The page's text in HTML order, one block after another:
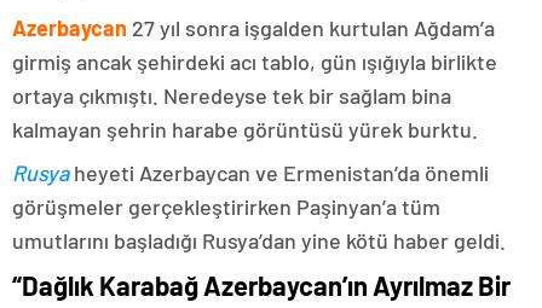
Azerbaycan 27 yıl sonra işgalden kurtulan Ağdam’a
girmiş ancak şehirdeki acı tablo, gün ışığıyla birlikte
ortaya çıkmıştı. Neredeyse tek bir sağlam bina
kalmayan şehrin harabe görüntüsü yürek burktu.
Rusyaheyeti Azerbaycan ve Ermenistan’da önemli
görüşmeler gerçekleştirirken Paşinyan’a tüm
umutlarını başladığı Rusya’dan yine kötü haber geldi.
“Dağlık Karabağ Azerbaycan’ın Ayrılmaz Bir